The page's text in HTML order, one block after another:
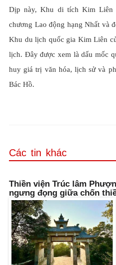
Dịp này, Khu di tích Kim Liên
chương Lao động hạng Nhất và
Khu du lịch quốc gia Kim Liên
lịch. Đây được xem là dấu mốc
huy giá trị văn hóa, lịch sử và
Bác Hồ.
Các tin khác
Thiền viện Trúc lâm
ngưng đọng giữa chốn